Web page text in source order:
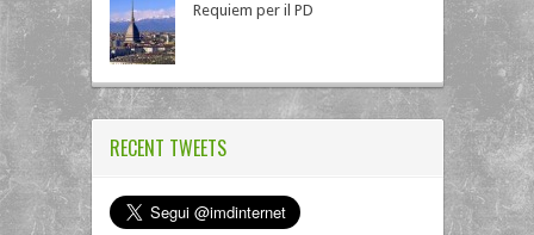
Requiem per il PD
RECENT TWEETS